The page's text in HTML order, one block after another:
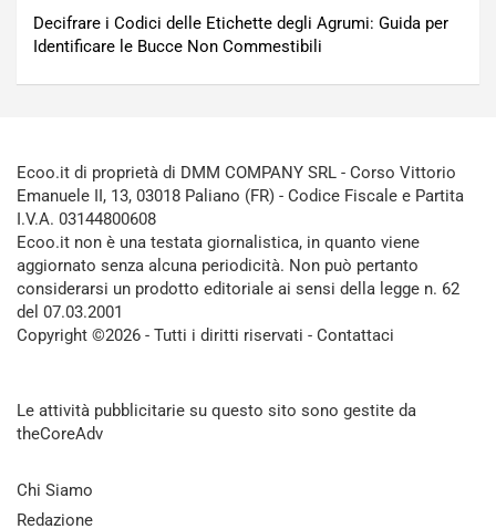
Decifrare i Codici delle Etichette degli Agrumi: Guida per
Identificare le Bucce Non Commestibili
Ecoo.it di proprietà di DMM COMPANY SRL - Corso Vittorio
Emanuele II, 13, 03018 Paliano (FR) - Codice Fiscale e Partita
I.V.A. 03144800608
Ecoo.it non è una testata giornalistica, in quanto viene
aggiornato senza alcuna periodicità. Non può pertanto
considerarsi un prodotto editoriale ai sensi della legge n. 62
del 07.03.2001
Copyright ©2026 - Tutti i diritti riservati - Contattaci
Le attività pubblicitarie su questo sito sono gestite da
theCoreAdv
Chi Siamo
Redazione